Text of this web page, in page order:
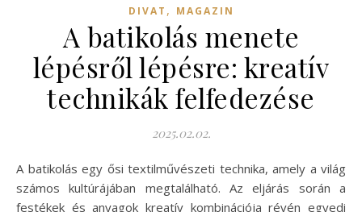
DIVAT , MAGAZIN
A batikolás menete
lépésről lépésre: kreatív
technikák felfedezése
2025.02.02.
A batikolás egy ősi textilművészeti technika, amely a világ
számos kultúrájában megtalálható. Az eljárás során a
festékek és anyagok kreatív kombinációja révén egyedi